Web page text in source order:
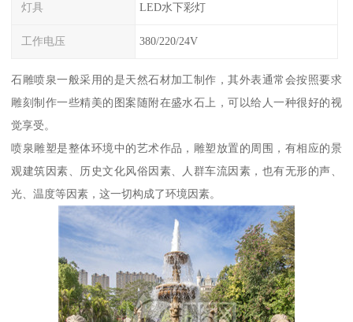
灯具 LED水下彩灯
工作电压 380/220/24V
石雕喷泉一般采用的是天然石材加工制作，其外表通常会按照要求
雕刻制作一些精美的图案随附在盛水石上，可以给人一种很好的视
觉享受。
喷泉雕塑是整体环境中的艺术作品，雕塑放置的周围，有相应的景
观建筑因素、历史文化风俗因素、人群车流因素，也有无形的声、
光、温度等因素，这一切构成了环境因素。